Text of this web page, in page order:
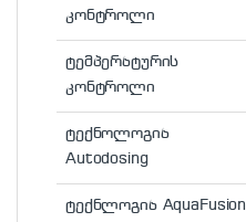
კონტროლი
ტემპერატურის
კონტროლი
ტექნოლოგია
Autodosing
ტექნლოგია AquaFusion